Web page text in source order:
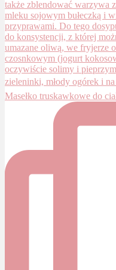
Masełko truskawkowe do